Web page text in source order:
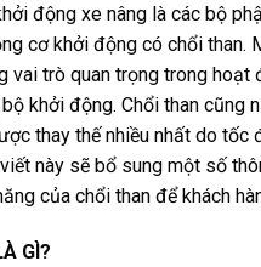
động xe nâng là các bộ
cơ khởi động có chổi than.
vai trò quan trọng trong hoạt
khởi động. Chổi than cũng
thay thế nhiều nhất do tốc
này sẽ bổ sung một số
của chổi than để khách
GÌ?